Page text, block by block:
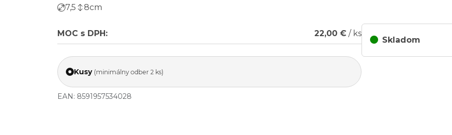
7,5 8cm
MOC s DPH: 22,00 € / ks
Kusy (minimálny odber 2 ks)
EAN: 8591957534028
Skladom